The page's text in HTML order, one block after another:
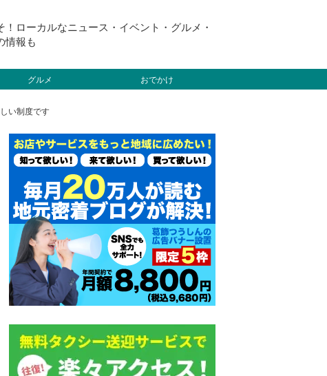
ローカルなニュース・イベント・グルメ・
情報も
グルメ おでかけ
い制度です